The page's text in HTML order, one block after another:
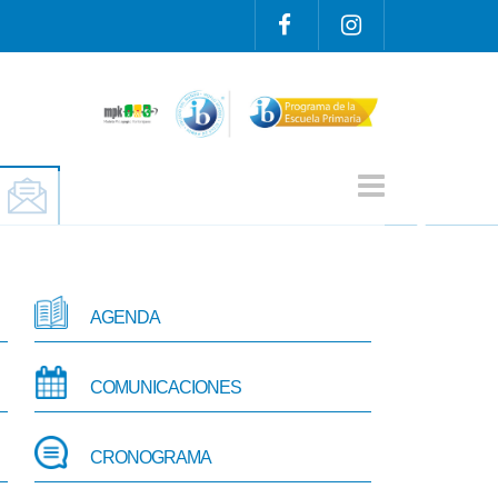
AGENDA
COMUNICACIONES
CRONOGRAMA